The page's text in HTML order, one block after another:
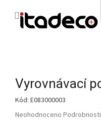
Vyrovnávací
Kód: E083000003
Průměrné
Neohodnoceno